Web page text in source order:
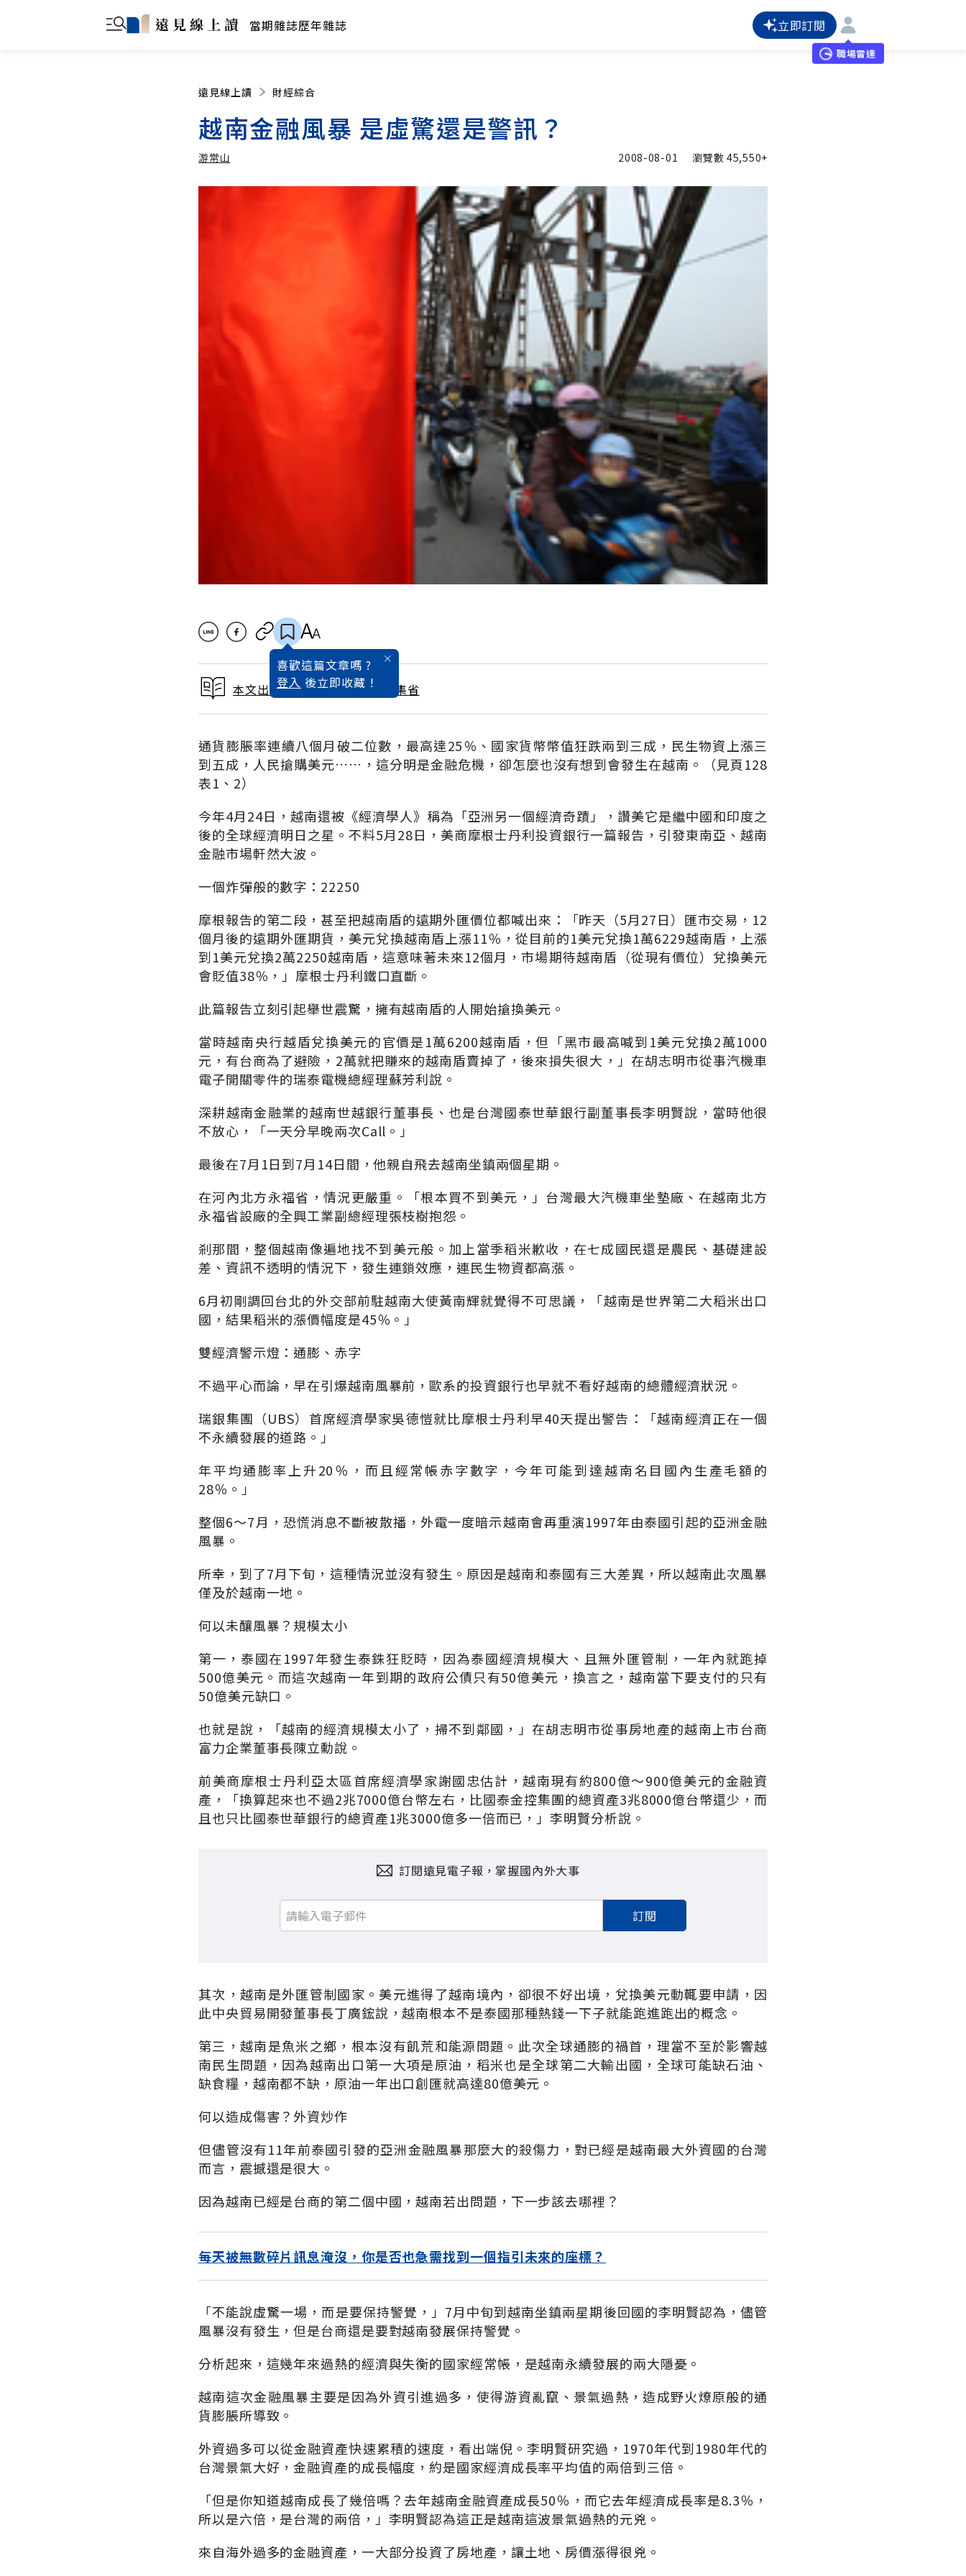
當期雜誌歷年雜誌 立即訂閱
職場雷達
遠見線上讀 財經綜合
越南金融風暴 是虛驚還是警訊？
游常山 2008-08-01 瀏覽數45,550+
喜歡這篇文章嗎 ?
登入 後立即收藏 !
本文出自 2008 / 8月號雜誌 超集省
通貨膨脹率連續八個月破二位數，最高達25％、國家貨幣幣值狂跌兩到三成，民生物資上漲三
到五成，人民搶購美元……，這分明是金融危機，卻怎麼也沒有想到會發生在越南。（見頁128
表1、2）
今年4月24日，越南還被《經濟學人》稱為「亞洲另一個經濟奇蹟」，讚美它是繼中國和印度之
後的全球經濟明日之星。不料5月28日，美商摩根士丹利投資銀行一篇報告，引發東南亞、越南
金融市場軒然大波。
一個炸彈般的數字：22250
摩根報告的第二段，甚至把越南盾的遠期外匯價位都喊出來：「昨天（5月27日）匯市交易，12
個月後的遠期外匯期貨，美元兌換越南盾上漲11％，從目前的1美元兌換1萬6229越南盾，上漲
到1美元兌換2萬2250越南盾，這意味著未來12個月，市場期待越南盾（從現有價位）兌換美元
會貶值38％，」摩根士丹利鐵口直斷。
此篇報告立刻引起舉世震驚，擁有越南盾的人開始搶換美元。
當時越南央行越盾兌換美元的官價是1萬6200越南盾，但「黑市最高喊到1美元兌換2萬1000
元，有台商為了避險，2萬就把賺來的越南盾賣掉了，後來損失很大，」在胡志明市從事汽機車
電子開關零件的瑞泰電機總經理蘇芳利說。
深耕越南金融業的越南世越銀行董事長、也是台灣國泰世華銀行副董事長李明賢說，當時他很
不放心，「一天分早晚兩次Call。」
最後在7月1日到7月14日間，他親自飛去越南坐鎮兩個星期。
在河內北方永福省，情況更嚴重。「根本買不到美元，」台灣最大汽機車坐墊廠、在越南北方
永福省設廠的全興工業副總經理張枝樹抱怨。
剎那間，整個越南像遍地找不到美元般。加上當季稻米歉收，在七成國民還是農民、基礎建設
差、資訊不透明的情況下，發生連鎖效應，連民生物資都高漲。
6月初剛調回台北的外交部前駐越南大使黃南輝就覺得不可思議，「越南是世界第二大稻米出口
國，結果稻米的漲價幅度是45％。」
雙經濟警示燈：通膨、赤字
不過平心而論，早在引爆越南風暴前，歐系的投資銀行也早就不看好越南的總體經濟狀況。
瑞銀集團（UBS）首席經濟學家吳德愷就比摩根士丹利早40天提出警告：「越南經濟正在一個
不永續發展的道路。」
年平均通膨率上升20％，而且經常帳赤字數字，今年可能到達越南名目國內生產毛額的
28％。」
整個6～7月，恐慌消息不斷被散播，外電一度暗示越南會再重演1997年由泰國引起的亞洲金融
風暴。
所幸，到了7月下旬，這種情況並沒有發生。原因是越南和泰國有三大差異，所以越南此次風暴
僅及於越南一地。
何以未釀風暴？規模太小
第一，泰國在1997年發生泰銖狂貶時，因為泰國經濟規模大、且無外匯管制，一年內就跑掉
500億美元。而這次越南一年到期的政府公債只有50億美元，換言之，越南當下要支付的只有
50億美元缺口。
也就是說，「越南的經濟規模太小了，掃不到鄰國，」在胡志明市從事房地產的越南上市台商
富力企業董事長陳立勳說。
前美商摩根士丹利亞太區首席經濟學家謝國忠估計，越南現有約800億～900億美元的金融資
產，「換算起來也不過2兆7000億台幣左右，比國泰金控集團的總資產3兆8000億台幣還少，而
且也只比國泰世華銀行的總資產1兆3000億多一倍而已，」李明賢分析說。
訂閱遠見電子報，掌握國內外大事
訂閱
其次，越南是外匯管制國家。美元進得了越南境內，卻很不好出境，兌換美元動輒要申請，因
此中央貿易開發董事長丁廣鋐說，越南根本不是泰國那種熱錢一下子就能跑進跑出的概念。
第三，越南是魚米之鄉，根本沒有飢荒和能源問題。此次全球通膨的禍首，理當不至於影響越
南民生問題，因為越南出口第一大項是原油，稻米也是全球第二大輸出國，全球可能缺石油、
缺食糧，越南都不缺，原油一年出口創匯就高達80億美元。
何以造成傷害？外資炒作
但儘管沒有11年前泰國引發的亞洲金融風暴那麼大的殺傷力，對已經是越南最大外資國的台灣
而言，震撼還是很大。
因為越南已經是台商的第二個中國，越南若出問題，下一步該去哪裡？
每天被無數碎片訊息淹沒，你是否也急需找到一個指引未來的座標？
「不能說虛驚一場，而是要保持警覺，」7月中旬到越南坐鎮兩星期後回國的李明賢認為，儘管
風暴沒有發生，但是台商還是要對越南發展保持警覺。
分析起來，這幾年來過熱的經濟與失衡的國家經常帳，是越南永續發展的兩大隱憂。
越南這次金融風暴主要是因為外資引進過多，使得游資亂竄、景氣過熱，造成野火燎原般的通
貨膨脹所導致。
外資過多可以從金融資產快速累積的速度，看出端倪。李明賢研究過，1970年代到1980年代的
台灣景氣大好，金融資產的成長幅度，約是國家經濟成長率平均值的兩倍到三倍。
「但是你知道越南成長了幾倍嗎？去年越南金融資產成長50％，而它去年經濟成長率是8.3％，
所以是六倍，是台灣的兩倍，」李明賢認為這正是越南這波景氣過熱的元兇。
來自海外過多的金融資產，一大部分投資了房地產，讓土地、房價漲得很兇。